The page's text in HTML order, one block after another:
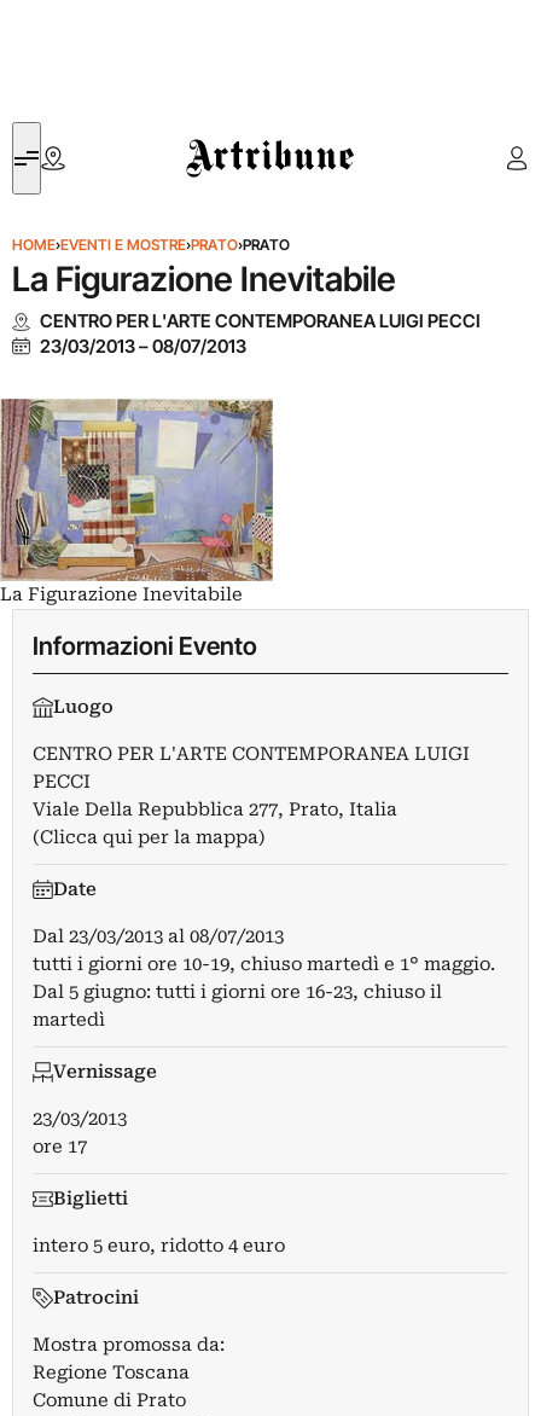
Artribune
HOME›EVENTI E MOSTRE›PRATO›PRATO
La Figurazione Inevitabile
CENTRO PER L'ARTE CONTEMPORANEA LUIGI PECCI
23/03/2013–08/07/2013
La Figurazione Inevitabile
Informazioni Evento
Luogo
CENTRO PER L'ARTE CONTEMPORANEA LUIGI
PECCI
Viale Della Repubblica 277, Prato, Italia
(Clicca qui per la mappa)
Date
Dal 23/03/2013 al 08/07/2013
tutti i giorni ore 10-19, chiuso martedì e 1° maggio.
Dal 5 giugno: tutti i giorni ore 16-23, chiuso il
martedì
Vernissage
23/03/2013
ore 17
Biglietti
intero 5 euro, ridotto 4 euro
Patrocini
Mostra promossa da:
Regione Toscana
Comune di Prato